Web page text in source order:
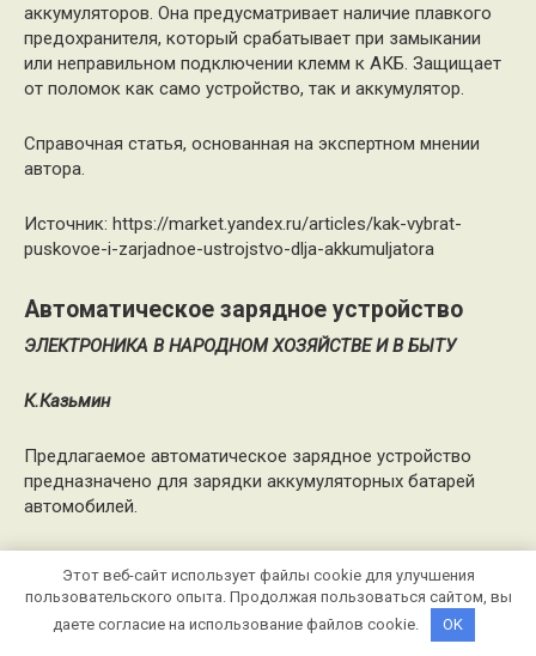
аккумуляторов. Она предусматривает наличие плавкого
предохранителя, который срабатывает при замыкании
или неправильном подключении клемм к АКБ. Защищает
от поломок как само устройство, так и аккумулятор.
Справочная статья, основанная на экспертном мнении
автора.
Источник: https://market.yandex.ru/articles/kak-vybrat-
puskovoe-i-zarjadnoe-ustrojstvo-dlja-akkumuljatora
Автоматическое зарядное устройство
ЭЛЕКТРОНИКА В НАРОДНОМ ХОЗЯЙСТВЕ И В БЫТУ
К.Казьмин
Предлагаемое автоматическое зарядное устройство
предназначено для зарядки аккумуляторных батарей
автомобилей.
батарей показывает, что в городских условиях раз­рядка
аккумулятора при пуске двигателя от стартера не
восполняется полностью из-за малых расстояний про­
Этот веб-сайт использует файлы cookie для улучшения
пользовательского опыта. Продолжая пользоваться сайтом, вы
даете согласие на использование файлов cookie.
OK